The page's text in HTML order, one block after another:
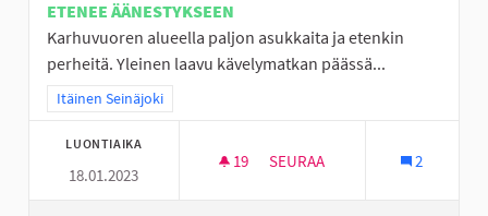
ETENEE ÄÄNESTYKSEEN
Karhuvuoren alueella paljon asukkaita ja etenkin
perheitä. Yleinen laavu kävelymatkan päässä...
Rajaa tulokset teeman mukaan: Itäinen Seinäjoki
Itäinen Seinäjoki
LUONTIAIKA
18.01.2023
19 19 SEURAAJAA
SEURAA 2